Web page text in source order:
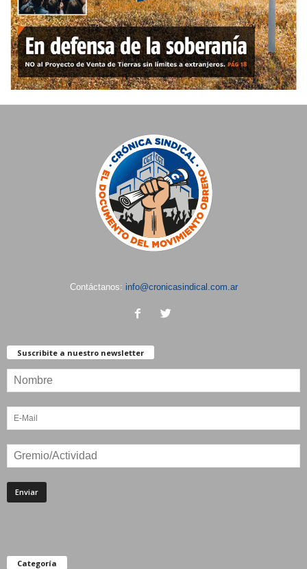
Contáctanos: info@cronicasindical.com.ar
Suscribite a nuestro newsletter
Categoría